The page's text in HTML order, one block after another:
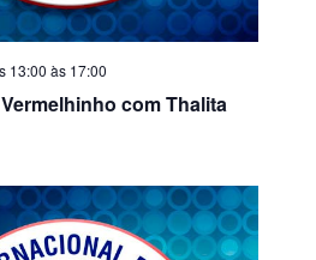
com Thalita
13:00 às 17:00